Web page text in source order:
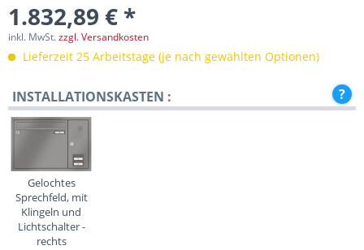
1.832,89 € *
inkl. MwSt.zzgl. Versandkosten
Lieferzeit 25 Arbeitstage (je nach gewählten Optionen)
INSTALLATIONSKASTEN :
Gelochtes
Sprechfeld, mit
Klingeln und
Lichtschalter -
rechts